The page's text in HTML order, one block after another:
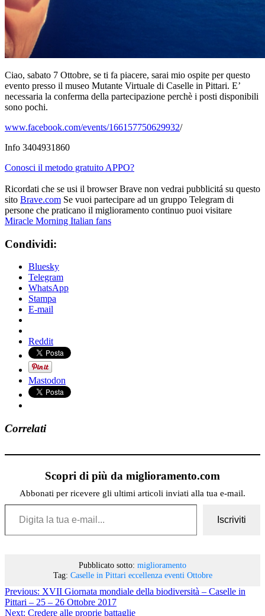
Ciao, sabato 7 Ottobre, se ti fa piacere, sarai mio ospite per questo
evento presso il museo Mutante Virtuale di Caselle in Pittari. E’
necessaria la conferma della partecipazione perchè i posti disponibili
sono pochi.
www.facebook.com/events/166157750629932/
Info 3404931860
Conosci il metodo gratuito APPO?
Ricordati che se usi il browser Brave non vedrai pubblicitá su questo
sito Brave.com Se vuoi partecipare ad un gruppo Telegram di
persone che praticano il miglioramento continuo puoi visitare
Miracle Morning Italian fans
Condividi:
Bluesky
Telegram
WhatsApp
Stampa
E-mail
Reddit
Mastodon
Correlati
Scopri di più da miglioramento.com
Abbonati per ricevere gli ultimi articoli inviati alla tua e-mail.
Digita la tua e-mail...
Iscriviti
Pubblicato sotto: miglioramento
Tag: Caselle in Pittari eccellenza eventi Ottobre
Previous: XVII Giornata mondiale della biodiversità – Caselle in
Pittari – 25 – 26 Ottobre 2017
Next: Credere alle proprie battaglie